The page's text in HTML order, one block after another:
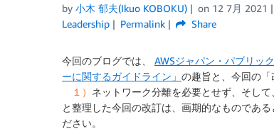
by 小木 郁夫(Ikuo KOBOKU) on 12 7月 2021
Leadership
Permalink Share
今回のブログでは、 AWSジャパン・パブリッ
ーに関するガイドライン」 の趣旨と、今回の「
１） ネットワーク分離を必要とせず、そして
と整理した今回の改訂は、画期的なものであ
ださい。